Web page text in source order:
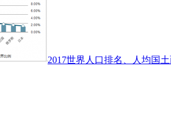
2017世界人口排名、人均国